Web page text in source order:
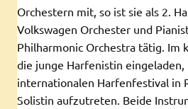
Orchestern mit, so ist sie als 2.
Volkswagen Orchester und
Philharmonic Orchestra tätig. Im
die junge Harfenistin eingeladen,
internationalen Harfenfestival in
Solistin aufzutreten. Beide